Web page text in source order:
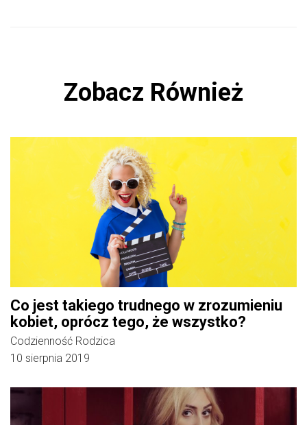
Zobacz Również
Co jest takiego trudnego w zrozumieniu
kobiet, oprócz tego, że wszystko?
Codzienność Rodzica
10 sierpnia 2019